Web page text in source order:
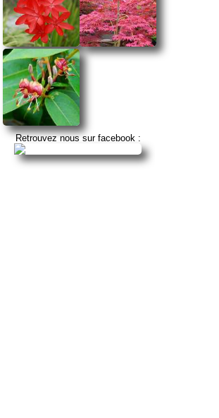
Retrouvez nous sur facebook :